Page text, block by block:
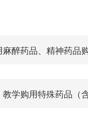
麻醉药品、精神药品
教学购用特殊药品（